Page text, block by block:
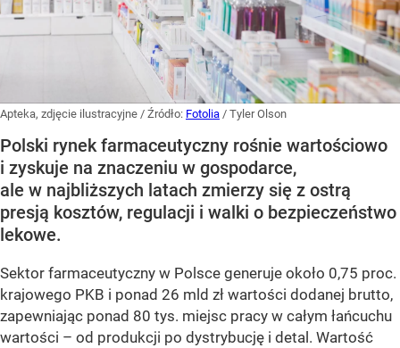
Apteka, zdjęcie ilustracyjne / Źródło: Fotolia / Tyler Olson
Polski rynek farmaceutyczny rośnie wartościowo
i zyskuje na znaczeniu w gospodarce,
ale w najbliższych latach zmierzy się z ostrą
presją kosztów, regulacji i walki o bezpieczeństwo
lekowe.
Sektor farmaceutyczny w Polsce generuje około 0,75 proc.
krajowego PKB i ponad 26 mld zł wartości dodanej brutto,
zapewniając ponad 80 tys. miejsc pracy w całym łańcuchu
wartości – od produkcji po dystrybucję i detal. Wartość